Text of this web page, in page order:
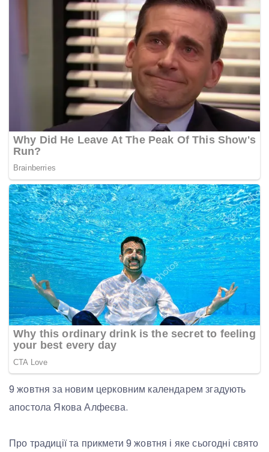
9 жовтня за новим церковним календарем згадують
апостола Якова Алфеєва.
Про традиції та прикмети 9 жовтня і яке сьогодні свято